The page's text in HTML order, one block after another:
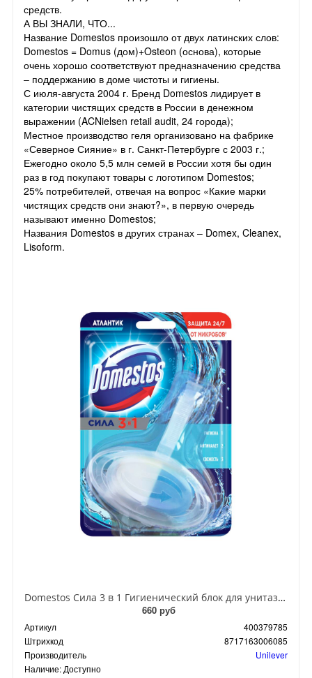
средств.
А ВЫ ЗНАЛИ, ЧТО...
Название Domestos произошло от двух латинских слов:
Domestos = Domus (дом)+Osteon (основа), которые
очень хорошо соответствуют предназначению средства
– поддержанию в доме чистоты и гигиены.
С июля-августа 2004 г. Бренд Domestos лидирует в
категории чистящих средств в России в денежном
выражении (ACNielsen retail audit, 24 города);
Местное производство геля организовано на фабрике
«Северное Сияние» в г. Санкт-Петербурге с 2003 г.;
Ежегодно около 5,5 млн семей в России хотя бы один
раз в год покупают товары с логотипом Domestos;
25% потребителей, отвечая на вопрос «Какие марки
чистящих средств они знают?», в первую очередь
называют именно Domestos;
Названия Domestos в других странах – Domex, Cleanex,
Lisoform.
Domestos Сила 3 в 1 Гигиенический блок для унитаза Атлантик 40 гр
660 руб
Артикул
400379785
Штрихкод
8717163006085
Производитель
Unilever
Наличие: Доступно